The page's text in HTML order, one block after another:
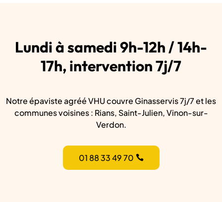
Lundi à samedi 9h-12h / 14h-
17h, intervention 7j/7
Notre épaviste agréé VHU couvre Ginasservis 7j/7 et les
communes voisines : Rians, Saint-Julien, Vinon-sur-
Verdon.
01 88 33 49 70